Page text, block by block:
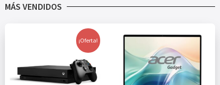
MÁS VENDIDOS
¡Oferta!